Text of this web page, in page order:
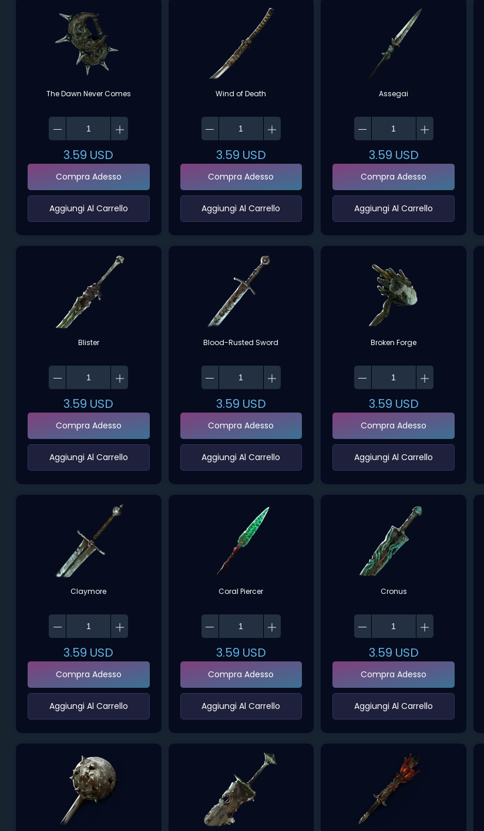
The Dawn Never Comes
3.59 USD
Compra Adesso
‌Aggiungi Al Carrello‌
Wind of Death
3.59 USD
Compra Adesso
‌Aggiungi Al Carrello‌
Assegai
3.59 USD
Compra Adesso
‌Aggiungi Al Carrello‌
Blister
3.59 USD
Compra Adesso
‌Aggiungi Al Carrello‌
Blood-Rusted Sword
3.59 USD
Compra Adesso
‌Aggiungi Al Carrello‌
Broken Forge
3.59 USD
Compra Adesso
‌Aggiungi Al Carrello‌
Claymore
3.59 USD
Compra Adesso
‌Aggiungi Al Carrello‌
Coral Piercer
3.59 USD
Compra Adesso
‌Aggiungi Al Carrello‌
Cronus
3.59 USD
Compra Adesso
‌Aggiungi Al Carrello‌